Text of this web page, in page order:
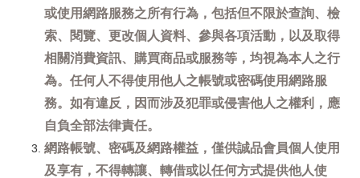
或使用網路服務之所有行為，包括但不限於查詢、檢
索、閱覽、更改個人資料、參與各項活動，以及取得
相關消費資訊、購買商品或服務等，均視為本人之行
為。任何人不得使用他人之帳號或密碼使用網路服
務。如有違反，因而涉及犯罪或侵害他人之權利，應
自負全部法律責任。
網路帳號、密碼及網路權益，僅供誠品會員個人使用
及享有，不得轉讓、轉借或以任何方式提供他人使